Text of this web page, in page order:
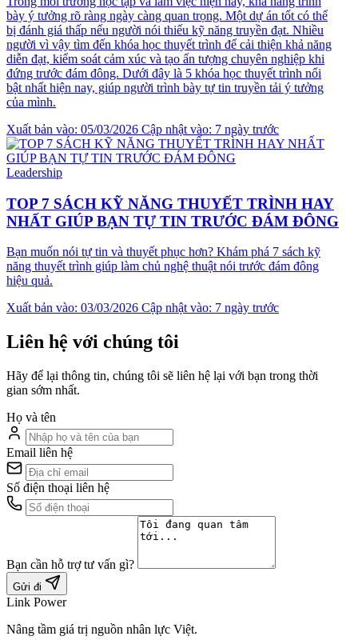
bày ý tưởng rõ ràng ngày càng quan trọng. Một dự án tốt có thể
bị đánh giá thấp nếu người nói thiếu kỹ năng truyền đạt. Nhiều
người vì vậy tìm đến khóa học thuyết trình để cải thiện khả năng
diễn đạt, kiểm soát cảm xúc và tạo ấn tượng chuyên nghiệp khi
đứng trước đám đông. Dưới đây là 5 khóa học thuyết trình nổi
bật nhất hiện nay, giúp người trình bày tự tin truyền tải ý tưởng
của mình.
Xuất bản vào: 05/03/2026 Cập nhật vào: 7 ngày trước
Leadership
TOP 7 SÁCH KỸ NĂNG THUYẾT TRÌNH HAY
NHẤT GIÚP BẠN TỰ TIN TRƯỚC ĐÁM ĐÔNG
Bạn muốn nói tự tin và thuyết phục hơn? Khám phá 7 sách kỹ
năng thuyết trình giúp làm chủ nghệ thuật nói trước đám đông
hiệu quả.
Xuất bản vào: 03/03/2026 Cập nhật vào: 7 ngày trước
Liên hệ với chúng tôi
Hãy để lại thông tin, chúng tôi sẽ liên hệ lại với bạn trong thời
gian sớm nhất.
Họ và tên
Email liên hệ
Số điện thoại liên hệ
Bạn cần hỗ trợ tư vấn gì?
Gửi đi
Link Power
Nâng tầm giá trị nguồn nhân lực Việt.